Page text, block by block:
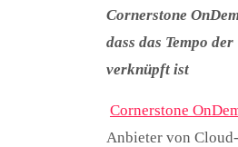
Cornerstone
dass das Tempo
verknüpft ist
Cornerstone
Anbieter von